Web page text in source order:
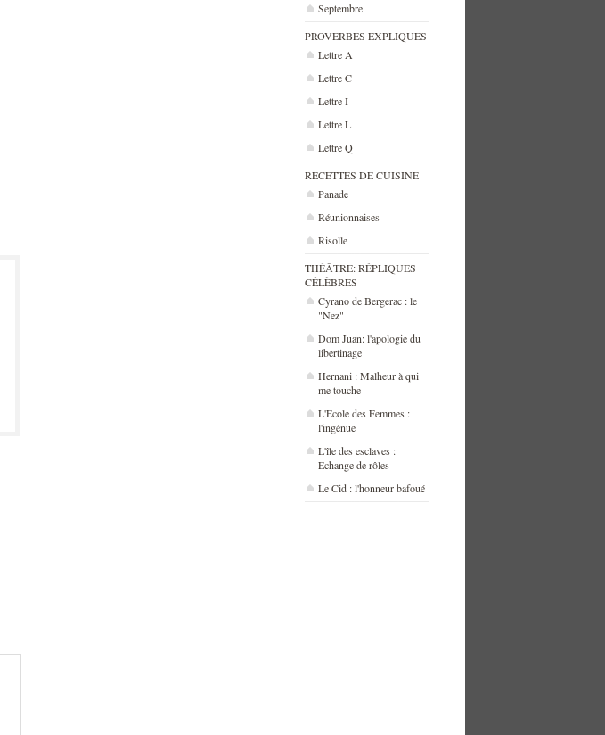
Septembre
PROVERBES EXPLIQUES
Lettre A
Lettre C
Lettre I
Lettre L
Lettre Q
RECETTES DE CUISINE
Panade
Réunionnaises
Risolle
THÉÂTRE: RÉPLIQUES
CÉLÈBRES
Cyrano de Bergerac : le
"Nez"
Dom Juan: l'apologie du
libertinage
Hernani : Malheur à qui
me touche
L'Ecole des Femmes :
l'ingénue
L'île des esclaves :
Echange de rôles
Le Cid : l'honneur bafoué